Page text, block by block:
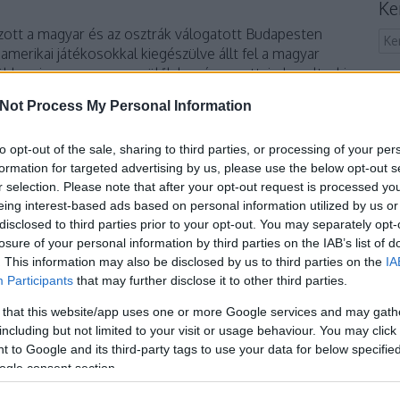
Process My Personal Information
opt-out of the sale, sharing to third parties, or processing of your
for targeted advertising by us, please use the below opt-out
selection. Please note that after your opt-out request is processed
interest-based ads based on personal information utilized by us
to third parties prior to your opt-out. You may separately
of your personal information by third parties on the IAB’s list of
This information may also be disclosed by us to third parties on the
Participants that may further disclose it to other third parties.
that this website/app uses one or more Google services and may
but not limited to your visit or usage behaviour. You may
to Google and its third-party tags to use your data for below
consent section.
a magyar és az osztrák válogatott Budapesten
játékosokkal kiegészülve állt fel a magyar
is magyar nagyszülők leszármazottai, de volt, aki
mezőnyben, és az osztrákok lövéseit is sikerült
találkozott a két válogatott csapat, akkor
Az év eleji tornáról Urbán Dávid, a magyar
blognak.
bud